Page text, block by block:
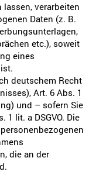
verarbeiten
Daten (z. B.
etc.), soweit
eines
deutschem Recht
Art. 6 Abs. 1
und – sofern Sie
lit. a DSGVO. Die
die an der